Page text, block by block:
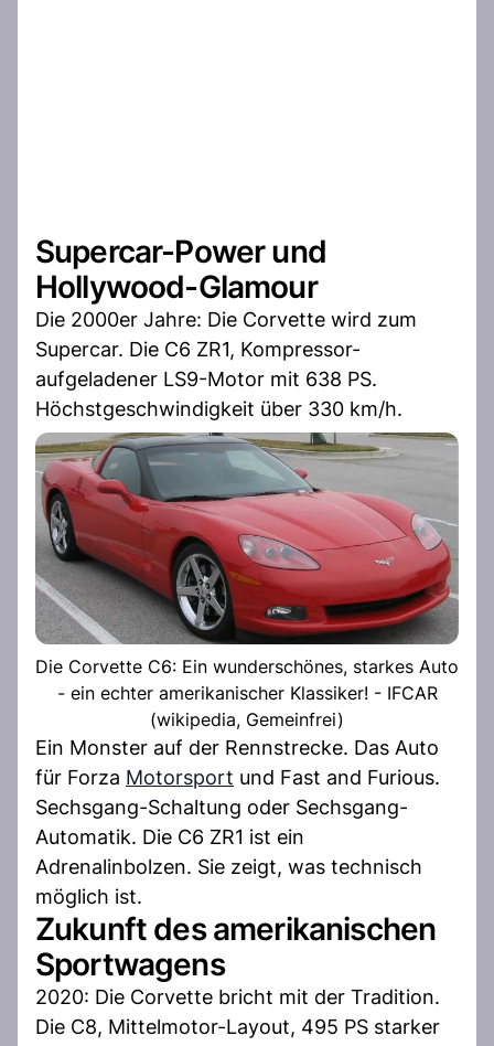
Supercar-Power und
Hollywood-Glamour
Die 2000er Jahre: Die Corvette wird zum
Supercar. Die C6 ZR1, Kompressor-
aufgeladener LS9-Motor mit 638 PS.
Höchstgeschwindigkeit über 330 km/h.
Die Corvette C6: Ein wunderschönes, starkes Auto
- ein echter amerikanischer Klassiker! - IFCAR
(wikipedia, Gemeinfrei)
Ein Monster auf der Rennstrecke. Das Auto
für Forza Motorsport und Fast and Furious.
Sechsgang-Schaltung oder Sechsgang-
Automatik. Die C6 ZR1 ist ein
Adrenalinbolzen. Sie zeigt, was technisch
möglich ist.
Zukunft des amerikanischen
Sportwagens
2020: Die Corvette bricht mit der Tradition.
Die C8, Mittelmotor-Layout, 495 PS starker